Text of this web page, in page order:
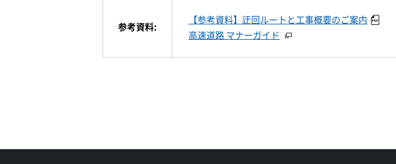
参考資料:
【参考資料】迂回ルートと工事概要のご案内
高速道路 マナーガイド